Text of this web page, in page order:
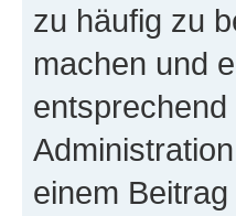
zu häufig zu
machen und
einem